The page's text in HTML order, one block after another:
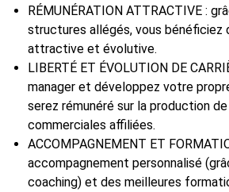
RÉMUNÉRATION ATTRACTIVE :
structures allégés, vous bénéficiez
attractive et évolutive.
LIBERTÉ ET ÉVOLUTION DE
manager et développez votre
serez rémunéré sur la production
commerciales affiliées.
ACCOMPAGNEMENT ET
accompagnement personnalisé
coaching) et des meilleures